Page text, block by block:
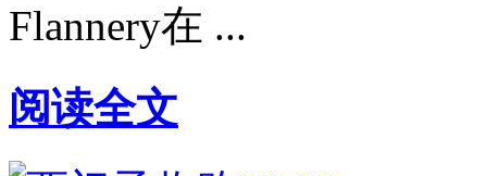
Flannery在 ...
阅读全文